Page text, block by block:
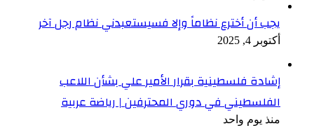
يجب أن أخترع نظاماً وإلا فسيستعبدني نظام رجل آخر
أكتوبر 4, 2025
إشادة فلسطينية بقرار الأمير علي بشأن اللاعب
الفلسطيني في دوري المحترفين | رياضة عربية
منذ يوم واحد